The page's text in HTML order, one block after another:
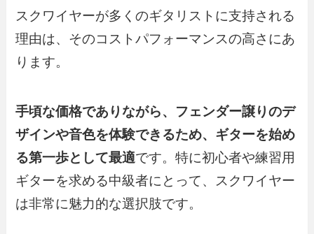
スクワイヤーが多くのギタリストに支持される
理由は、そのコストパフォーマンスの高さにあ
ります。
手頃な価格でありながら、フェンダー譲りのデ
ザインや音色を体験できるため、ギターを始め
る第一歩として最適です。特に初心者や練習用
ギターを求める中級者にとって、スクワイヤー
は非常に魅力的な選択肢です。